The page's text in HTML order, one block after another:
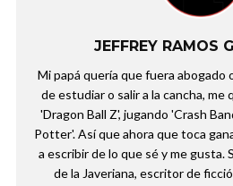
JEFFREY RAMOS
Mi papá quería que fuera abogado
de estudiar o salir a la cancha, me
'Dragon Ball Z', jugando 'Crash
Potter'. Así que ahora que toca
a escribir de lo que sé y me gusta.
de la Javeriana, escritor de